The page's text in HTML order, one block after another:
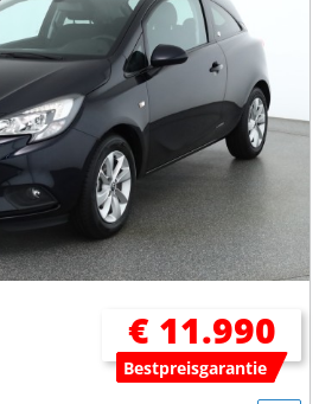
€ 11.990
Bestpreisgarantie